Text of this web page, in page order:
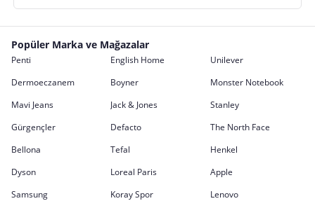
Popüler Marka ve Mağazalar
Penti English Home
Unilever
Dermoeczanem
Boyner
Monster Notebook
Mavi Jeans
Jack & Jones
Stanley
Gürgençler
Defacto
The North Face
Bellona
Tefal
Henkel
Dyson
Loreal Paris
Apple
Samsung
Koray Spor
Lenovo